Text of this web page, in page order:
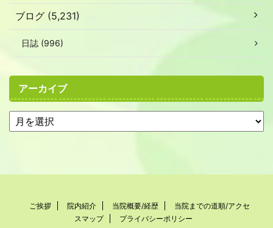
ブログ (5,231)
日誌 (996)
アーカイブ
ご挨拶 院内紹介 当院概要/経歴
当院までの道順/アクセ
スマップ
プライバシーポリシー